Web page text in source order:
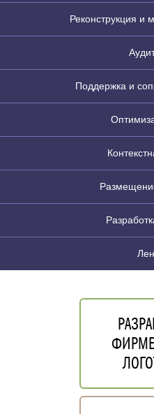
Реконструкция и
Поддержка и